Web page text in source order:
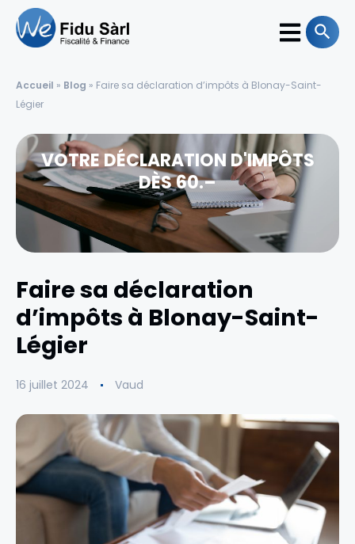
Accueil » Blog » Faire sa déclaration d’impôts à Blonay-Saint-
Légier
VOTRE DÉCLARATION D'IMPÔTS
DÈS 60.–
Faire sa déclaration
d’impôts à Blonay-Saint-
Légier
16 juillet 2024 Vaud